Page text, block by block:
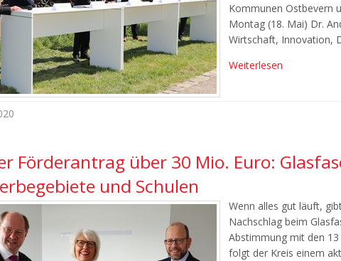
Kommunen Ostbevern
Montag (18. Mai) Dr.
Wirtschaft, Innovation,
Weiterlesen
Förderantrag über 30 Mio. Euro:
und Schulen
Wenn alles gut läuft,
Nachschlag beim
Abstimmung mit den
folgt der Kreis einem